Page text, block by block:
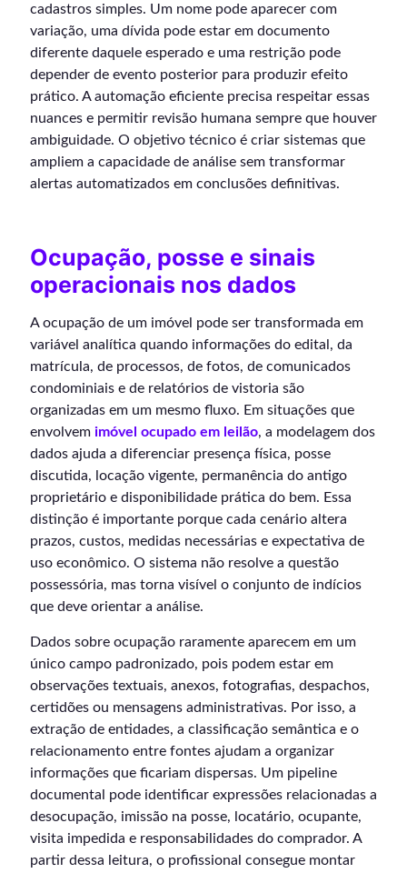
cadastros simples. Um nome pode aparecer com
variação, uma dívida pode estar em documento
diferente daquele esperado e uma restrição pode
depender de evento posterior para produzir efeito
prático. A automação eficiente precisa respeitar essas
nuances e permitir revisão humana sempre que houver
ambiguidade. O objetivo técnico é criar sistemas que
ampliem a capacidade de análise sem transformar
alertas automatizados em conclusões definitivas.
Ocupação, posse e sinais
operacionais nos dados
A ocupação de um imóvel pode ser transformada em
variável analítica quando informações do edital, da
matrícula, de processos, de fotos, de comunicados
condominiais e de relatórios de vistoria são
organizadas em um mesmo fluxo. Em situações que
envolvem imóvel ocupado em leilão, a modelagem dos
dados ajuda a diferenciar presença física, posse
discutida, locação vigente, permanência do antigo
proprietário e disponibilidade prática do bem. Essa
distinção é importante porque cada cenário altera
prazos, custos, medidas necessárias e expectativa de
uso econômico. O sistema não resolve a questão
possessória, mas torna visível o conjunto de indícios
que deve orientar a análise.
Dados sobre ocupação raramente aparecem em um
único campo padronizado, pois podem estar em
observações textuais, anexos, fotografias, despachos,
certidões ou mensagens administrativas. Por isso, a
extração de entidades, a classificação semântica e o
relacionamento entre fontes ajudam a organizar
informações que ficariam dispersas. Um pipeline
documental pode identificar expressões relacionadas a
desocupação, imissão na posse, locatário, ocupante,
visita impedida e responsabilidades do comprador. A
partir dessa leitura, o profissional consegue montar